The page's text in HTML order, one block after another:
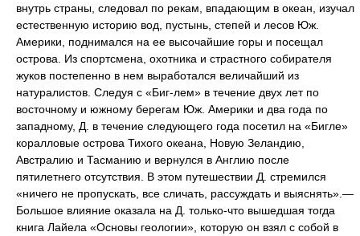
внутрь страны, следовал по рекам, впадающим в океан, изучал
естественную историю вод, пустынь, степей и лесов Юж.
Америки, поднимался на ее высочайшие горы и посещал
острова. Из спортсмена, охотника и страстного собирателя
жуков постепенно в нем выработался величайший из
натуралистов. Следуя с «Биг-лем» в течение двух лет по
восточному и южному берегам Юж. Америки и два года по
западному, Д. в течение следующего года посетил на «Бигле»
коралловые острова Тихого океана, Новую Зеландию,
Австралию и Тасманию и вернулся в Англию после
пятилетнего отсутствия. В этом путешествии Д. стремился
«ничего не пропускать, все сличать, рассуждать и выяснять».—
Большое влияние оказала на Д. только-что вышедшая тогда
книга Лайела «Основы геологии», которую он взял с собой в